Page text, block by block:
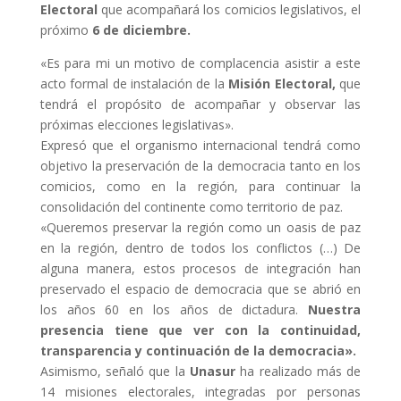
Electoral que acompañará los comicios legislativos, el
próximo 6 de diciembre.
«Es para mi un motivo de complacencia asistir a este
acto formal de instalación de la Misión Electoral, que
tendrá el propósito de acompañar y observar las
próximas elecciones legislativas».
Expresó que el organismo internacional tendrá como
objetivo la preservación de la democracia tanto en los
comicios, como en la región, para continuar la
consolidación del continente como territorio de paz.
«Queremos preservar la región como un oasis de paz
en la región, dentro de todos los conflictos (…) De
alguna manera, estos procesos de integración han
preservado el espacio de democracia que se abrió en
los años 60 en los años de dictadura. Nuestra
presencia tiene que ver con la continuidad,
transparencia y continuación de la democracia».
Asimismo, señaló que la Unasurha realizado más de
14 misiones electorales, integradas por personas